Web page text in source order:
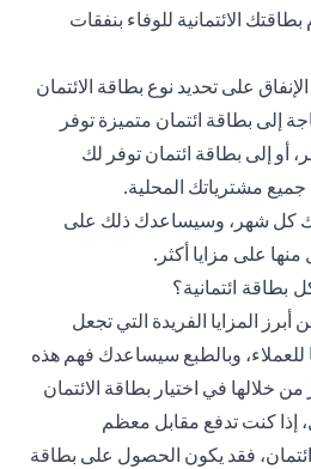
الائتمانية للوفاء بنفقات
على تحديد نوع بطاقة الائتمان
إلى بطاقة ائتمان متميزة توفر
أو إلى بطاقة ائتمان توفر لك
مشترياتك المحلية.
كل شهر، وسيساعدك ذلك على
على مزايا أكثر.
بطاقة ائتمانية؟
المزايا الفريدة التي تجعل
للعملاء، وبالطبع سيساعدك فهم هذه
خلالها في اختيار بطاقة الائتمان
إذا كنت تدفع مقابل معظم
فقد يكون الحصول على بطاقة